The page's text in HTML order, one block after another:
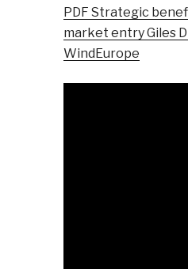
PDF Strategic
market entry Giles
WindEurope